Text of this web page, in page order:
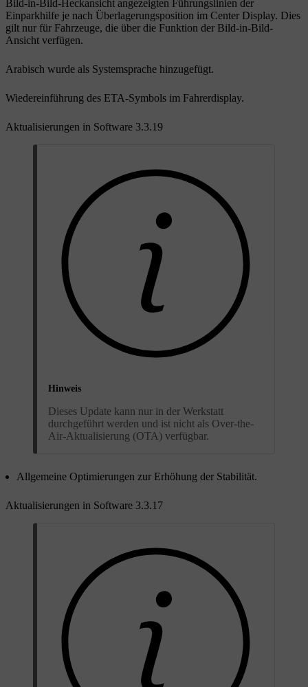
Bild-in-Bild-Heckansicht angezeigten Führungslinien der
Einparkhilfe je nach Überlagerungsposition im Center Display. Dies
gilt nur für Fahrzeuge, die über die Funktion der Bild-in-Bild-
Ansicht verfügen.
Arabisch wurde als Systemsprache hinzugefügt.
Wiedereinführung des ETA-Symbols im Fahrerdisplay.
Aktualisierungen in Software 3.3.19
Hinweis
Dieses Update kann nur in der Werkstatt
durchgeführt werden und ist nicht als Over-the-
Air-Aktualisierung (OTA) verfügbar.
Allgemeine Optimierungen zur Erhöhung der Stabilität.
Aktualisierungen in Software 3.3.17